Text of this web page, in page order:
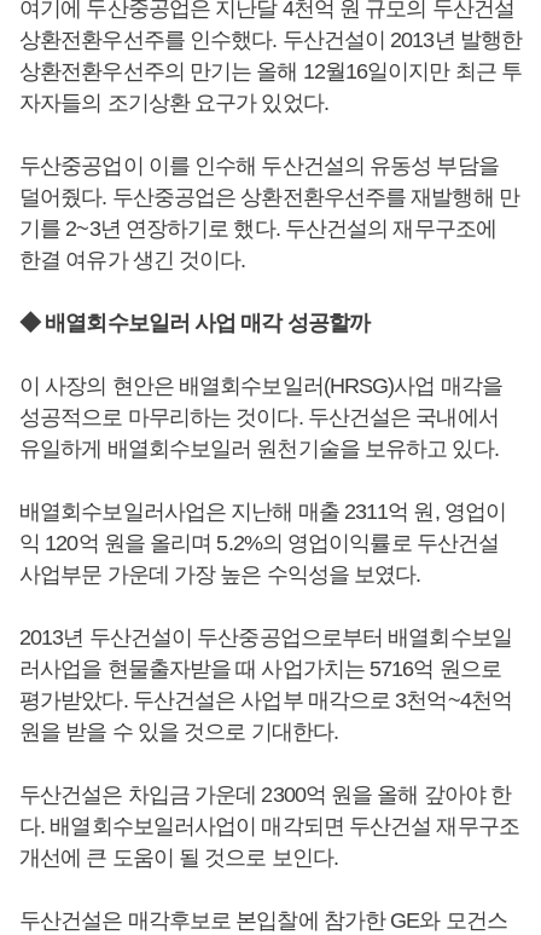
여기에 두산중공업은 지난달 4천억 원 규모의 두산건설
상환전환우선주를 인수했다. 두산건설이 2013년 발행한
상환전환우선주의 만기는 올해 12월16일이지만 최근 투
자자들의 조기상환 요구가 있었다.
두산중공업이 이를 인수해 두산건설의 유동성 부담을
덜어줬다. 두산중공업은 상환전환우선주를 재발행해 만
기를 2~3년 연장하기로 했다. 두산건설의 재무구조에
한결 여유가 생긴 것이다.
◆ 배열회수보일러 사업 매각 성공할까
이 사장의 현안은 배열회수보일러(HRSG)사업 매각을
성공적으로 마무리하는 것이다. 두산건설은 국내에서
유일하게 배열회수보일러 원천기술을 보유하고 있다.
배열회수보일러사업은 지난해 매출 2311억 원, 영업이
익 120억 원을 올리며 5.2%의 영업이익률로 두산건설
사업부문 가운데 가장 높은 수익성을 보였다.
2013년 두산건설이 두산중공업으로부터 배열회수보일
러사업을 현물출자받을 때 사업가치는 5716억 원으로
평가받았다. 두산건설은 사업부 매각으로 3천억~4천억
원을 받을 수 있을 것으로 기대한다.
두산건설은 차입금 가운데 2300억 원을 올해 갚아야 한
다. 배열회수보일러사업이 매각되면 두산건설 재무구조
개선에 큰 도움이 될 것으로 보인다.
두산건설은 매각후보로 본입찰에 참가한 GE와 모건스